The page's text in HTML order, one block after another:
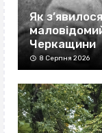
Як
Черкащини
8 Серпня 2026